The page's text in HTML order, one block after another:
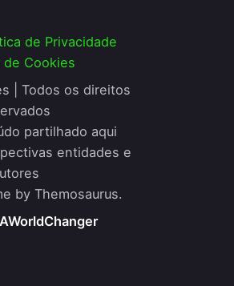
de Privacidade
de Cookies
| Todos os direitos
partilhado aqui
entidades e
by Themosaurus.